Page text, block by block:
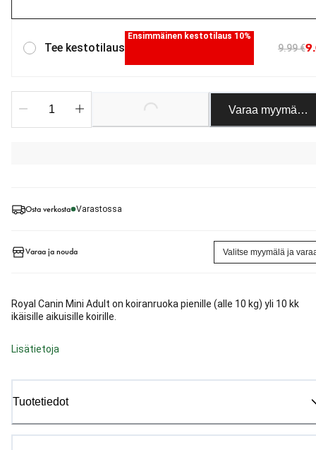
Osta verkosta Varastossa
Varaa ja nouda Valitse myymälä ja
Royal Canin Mini Adult on koiranruoka pienille (alle 10 kg) yli 10 kk
ikäisille aikuisille koirille.
Lisätietoja
Tuotetiedot
Tee kestotilaus
Ensimmäinen kestotilaus 10%
9.99 €
Loading... Varaa